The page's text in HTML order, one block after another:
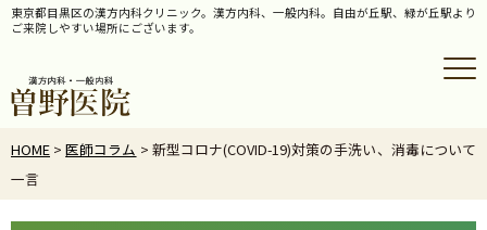
東京都目黒区の漢方内科クリニック。漢方内科、一般内科。自由が丘駅、緑が丘駅より
ご来院しやすい場所にございます。
HOME >医師コラム > 新型コロナ(COVID-19)対策の手洗い、消毒について
一言